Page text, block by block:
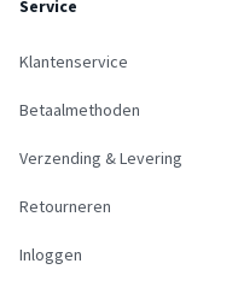
Service
Klantenservice
Betaalmethoden
Verzending & Levering
Retourneren
Inloggen